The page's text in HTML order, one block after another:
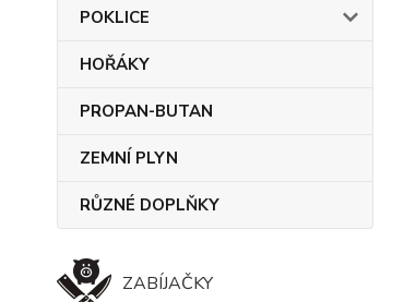
POKLICE
HOŘÁKY
PROPAN-BUTAN
ZEMNÍ PLYN
RŮZNÉ DOPLŇKY
ZABÍJAČKY